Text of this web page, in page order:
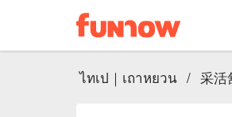
ไทเป｜เถาหยวน / 采活